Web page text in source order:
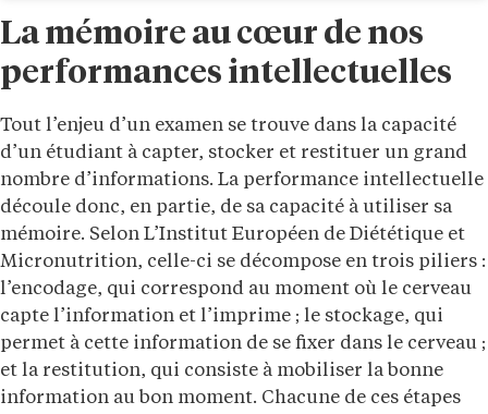
La mémoire au cœur de nos
performances intellectuelles
Tout l’enjeu d’un examen se trouve dans la capacité
d’un étudiant à capter, stocker et restituer un grand
nombre d’informations. La performance intellectuelle
découle donc, en partie, de sa capacité à utiliser sa
mémoire. Selon L’Institut Européen de Diététique et
Micronutrition, celle-ci se décompose en trois piliers :
l’encodage, qui correspond au moment où le cerveau
capte l’information et l’imprime ; le stockage, qui
permet à cette information de se fixer dans le cerveau ;
et la restitution, qui consiste à mobiliser la bonne
information au bon moment. Chacune de ces étapes